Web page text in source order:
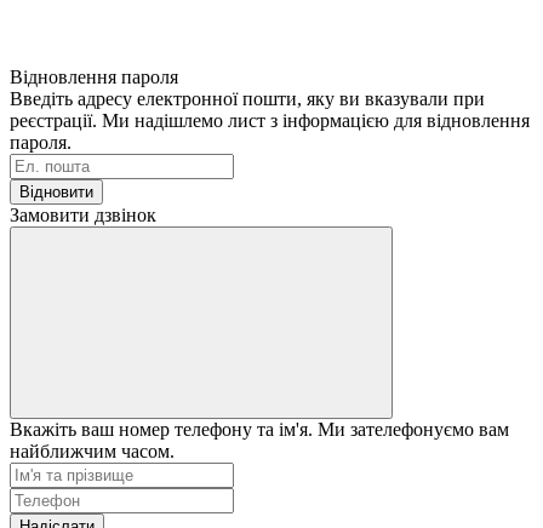
Відновлення пароля
Введіть адресу електронної пошти, яку ви вказували при
реєстрації. Ми надішлемо лист з інформацією для відновлення
пароля.
Відновити
Замовити дзвінок
Вкажіть ваш номер телефону та ім'я. Ми зателефонуємо вам
найближчим часом.